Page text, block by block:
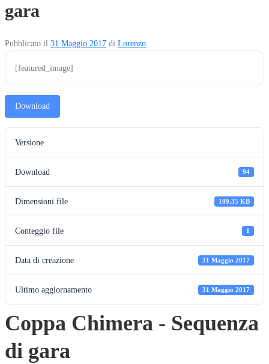
gara
Pubblicato il 31 Maggio 2017 di Lorenzo
[featured_image]
Download
Versione
Download 94
Dimensioni file 109.35 KB
Conteggio file 1
Data di creazione 31 Maggio 2017
Ultimo aggiornamento 31 Maggio 2017
Coppa Chimera - Sequenza
di gara